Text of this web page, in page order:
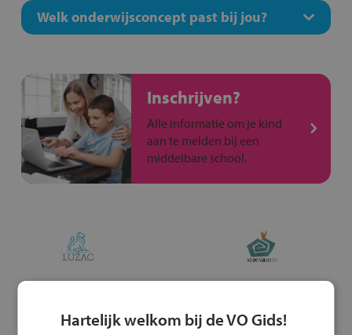
Welk onderwijsconcept past bij jou?
Inschrijven?
Alle informatie om je kind
aan te melden bij een
middelbare school.
Hartelijk welkom bij de VO Gids!